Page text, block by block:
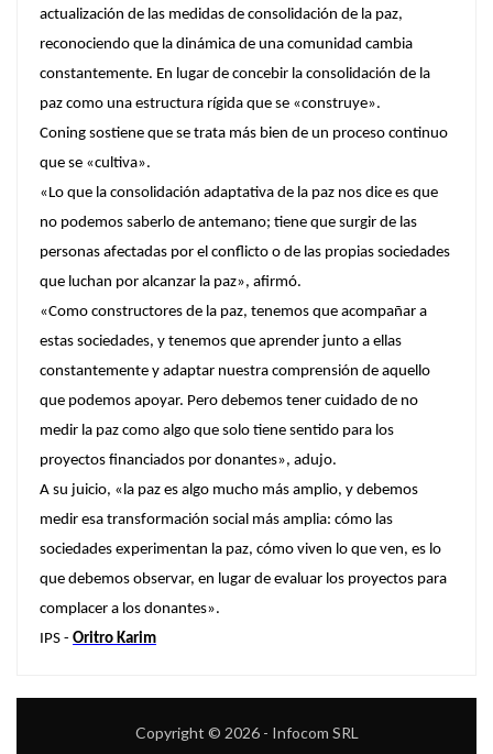
actualización de las medidas de consolidación de la paz,
reconociendo que la dinámica de una comunidad cambia
constantemente. En lugar de concebir la consolidación de la
paz como una estructura rígida que se «construye».
Coning sostiene que se trata más bien de un proceso continuo
que se «cultiva».
«Lo que la consolidación adaptativa de la paz nos dice es que
no podemos saberlo de antemano; tiene que surgir de las
personas afectadas por el conflicto o de las propias sociedades
que luchan por alcanzar la paz», afirmó.
«Como constructores de la paz, tenemos que acompañar a
estas sociedades, y tenemos que aprender junto a ellas
constantemente y adaptar nuestra comprensión de aquello
que podemos apoyar. Pero debemos tener cuidado de no
medir la paz como algo que solo tiene sentido para los
proyectos financiados por donantes», adujo.
A su juicio, «la paz es algo mucho más amplio, y debemos
medir esa transformación social más amplia: cómo las
sociedades experimentan la paz, cómo viven lo que ven, es lo
que debemos observar, en lugar de evaluar los proyectos para
complacer a los donantes».
IPS - Oritro Karim
Copyright © 2026 - Infocom SRL